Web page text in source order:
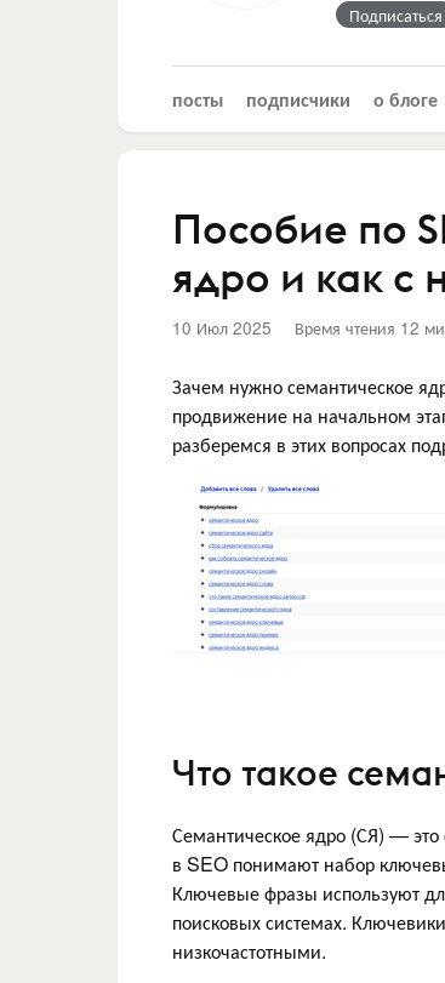
Подписаться
посты подписчики о блоге
Пособие по
ядро и как с
10 Июл 2025 Время чтения 12
Зачем нужно семантическое
продвижение на начальном
разберемся в этих вопросах
Что такое
Семантическое ядро (СЯ) — это
в SEO понимают набор
Ключевые фразы используют
поисковых системах.
низкочастотными.